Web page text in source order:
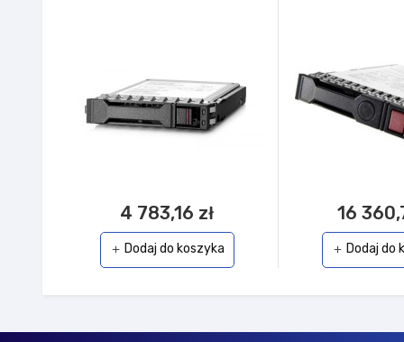
4 783,16 zł
add Dodaj do koszyka
16
add Dodaj do